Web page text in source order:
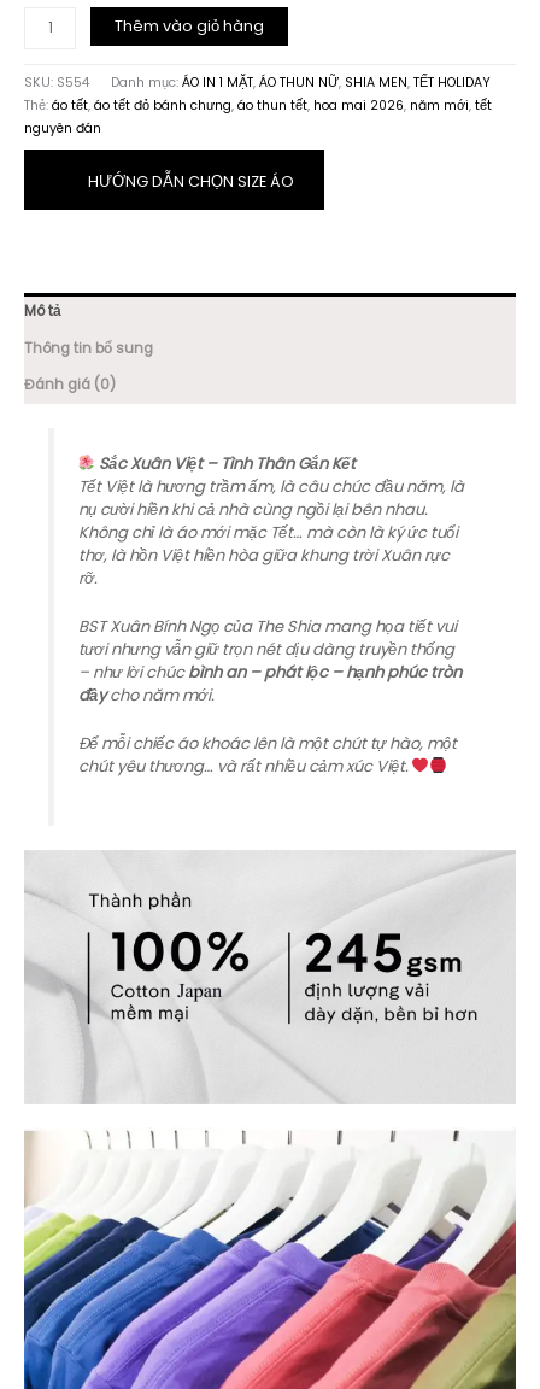
Hoa
Mai
Vàng
S554
Thêm vào giỏ hàng
SKU: S554 Danh mục: ÁO IN 1 MẶT, ÁO THUN NỮ, SHIA MEN, TẾT HOLIDAY
Thẻ: áo tết, áo tết đỏ bánh chưng, áo thun tết, hoa mai 2026, năm mới, tết
nguyên đán
HƯỚNG DẪN CHỌN SIZE ÁO
Mô tả
Thông tin bổ sung
Đánh giá (0)
Sắc Xuân Việt – Tình Thân Gắn Kết
Tết Việt là hương trầm ấm, là câu chúc đầu năm, là
nụ cười hiền khi cả nhà cùng ngồi lại bên nhau.
Không chỉ là áo mới mặc Tết… mà còn là ký ức tuổi
thơ, là hồn Việt hiền hòa giữa khung trời Xuân rực
rỡ.
BST Xuân Bính Ngọ của The Shia mang họa tiết vui
tươi nhưng vẫn giữ trọn nét dịu dàng truyền thống
– như lời chúcbình an – phát lộc – hạnh phúc tròn
đầycho năm mới.
Để mỗi chiếc áo khoác lên là một chút tự hào, một
chút yêu thương… và rất nhiều cảm xúc Việt.